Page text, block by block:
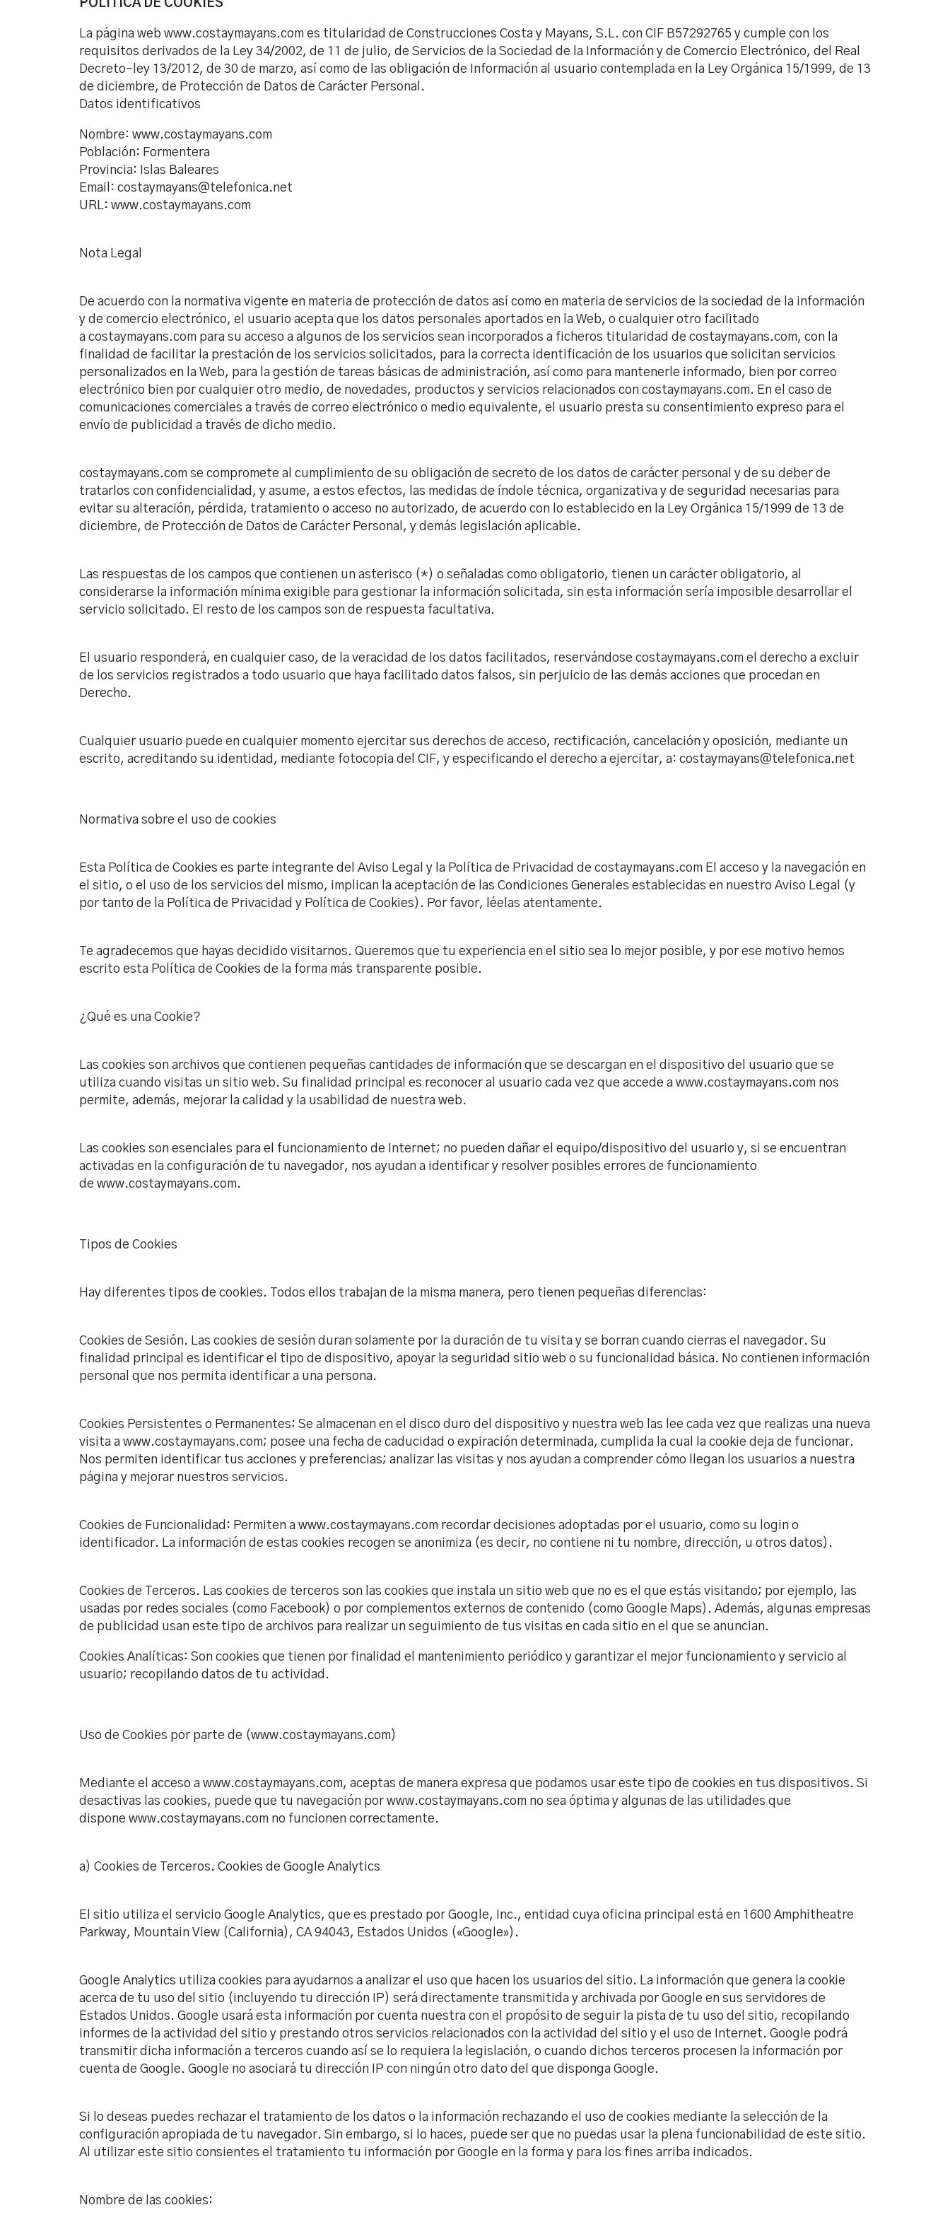
POLÍTICA DE COOKIES
La página web www.costaymayans.com es titularidad de Construcciones Costa y Mayans, S.L. con CIF B57292765 y cumple con los
requisitos derivados de la Ley 34/2002, de 11 de julio, de Servicios de la Sociedad de la Información y de Comercio Electrónico, del Real
Decreto-ley 13/2012, de 30 de marzo, así como de las obligación de Información al usuario contemplada en la Ley Orgánica 15/1999, de 13
de diciembre, de Protección de Datos de Carácter Personal.
Datos identificativos
Nombre: www.costaymayans.com
Población: Formentera
Provincia: Islas Baleares
Email: costaymayans@telefonica.net
URL: www.costaymayans.com
Nota Legal
De acuerdo con la normativa vigente en materia de protección de datos así como en materia de servicios de la sociedad de la información
y de comercio electrónico, el usuario acepta que los datos personales aportados en la Web, o cualquier otro facilitado
a costaymayans.com para su acceso a algunos de los servicios sean incorporados a ficheros titularidad de costaymayans.com, con la
finalidad de facilitar la prestación de los servicios solicitados, para la correcta identificación de los usuarios que solicitan servicios
personalizados en la Web, para la gestión de tareas básicas de administración, así como para mantenerle informado, bien por correo
electrónico bien por cualquier otro medio, de novedades, productos y servicios relacionados con costaymayans.com. En el caso de
comunicaciones comerciales a través de correo electrónico o medio equivalente, el usuario presta su consentimiento expreso para el
envío de publicidad a través de dicho medio.
costaymayans.com se compromete al cumplimiento de su obligación de secreto de los datos de carácter personal y de su deber de
tratarlos con confidencialidad, y asume, a estos efectos, las medidas de índole técnica, organizativa y de seguridad necesarias para
evitar su alteración, pérdida, tratamiento o acceso no autorizado, de acuerdo con lo establecido en la Ley Orgánica 15/1999 de 13 de
diciembre, de Protección de Datos de Carácter Personal, y demás legislación aplicable.
Las respuestas de los campos que contienen un asterisco (*) o señaladas como obligatorio, tienen un carácter obligatorio, al
considerarse la información mínima exigible para gestionar la información solicitada, sin esta información sería imposible desarrollar el
servicio solicitado. El resto de los campos son de respuesta facultativa.
El usuario responderá, en cualquier caso, de la veracidad de los datos facilitados, reservándose costaymayans.com el derecho a excluir
de los servicios registrados a todo usuario que haya facilitado datos falsos, sin perjuicio de las demás acciones que procedan en
Derecho.
Cualquier usuario puede en cualquier momento ejercitar sus derechos de acceso, rectificación, cancelación y oposición, mediante un
escrito, acreditando su identidad, mediante fotocopia del CIF, y especificando el derecho a ejercitar, a: costaymayans@telefonica.net
Normativa sobre el uso de cookies
Esta Política de Cookies es parte integrante del Aviso Legal y la Política de Privacidad de costaymayans.com El acceso y la navegación en
el sitio, o el uso de los servicios del mismo, implican la aceptación de las Condiciones Generales establecidas en nuestro Aviso Legal (y
por tanto de la Política de Privacidad y Política de Cookies). Por favor, léelas atentamente.
Te agradecemos que hayas decidido visitarnos. Queremos que tu experiencia en el sitio sea lo mejor posible, y por ese motivo hemos
escrito esta Política de Cookies de la forma más transparente posible.
¿Qué es una Cookie?
Las cookies son archivos que contienen pequeñas cantidades de información que se descargan en el dispositivo del usuario que se
utiliza cuando visitas un sitio web. Su finalidad principal es reconocer al usuario cada vez que accede a www.costaymayans.com nos
permite, además, mejorar la calidad y la usabilidad de nuestra web.
Las cookies son esenciales para el funcionamiento de Internet; no pueden dañar el equipo/dispositivo del usuario y, si se encuentran
activadas en la configuración de tu navegador, nos ayudan a identificar y resolver posibles errores de funcionamiento
de www.costaymayans.com.
Tipos de Cookies
Hay diferentes tipos de cookies. Todos ellos trabajan de la misma manera, pero tienen pequeñas diferencias:
Cookies de Sesión. Las cookies de sesión duran solamente por la duración de tu visita y se borran cuando cierras el navegador. Su
finalidad principal es identificar el tipo de dispositivo, apoyar la seguridad sitio web o su funcionalidad básica. No contienen información
personal que nos permita identificar a una persona.
Cookies Persistentes o Permanentes: Se almacenan en el disco duro del dispositivo y nuestra web las lee cada vez que realizas una nueva
visita a www.costaymayans.com; posee una fecha de caducidad o expiración determinada, cumplida la cual la cookie deja de funcionar.
Nos permiten identificar tus acciones y preferencias; analizar las visitas y nos ayudan a comprender cómo llegan los usuarios a nuestra
página y mejorar nuestros servicios.
Cookies de Funcionalidad: Permiten a www.costaymayans.com recordar decisiones adoptadas por el usuario, como su login o
identificador. La información de estas cookies recogen se anonimiza (es decir, no contiene ni tu nombre, dirección, u otros datos).
Cookies de Terceros. Las cookies de terceros son las cookies que instala un sitio web que no es el que estás visitando; por ejemplo, las
usadas por redes sociales (como Facebook) o por complementos externos de contenido (como Google Maps). Además, algunas empresas
de publicidad usan este tipo de archivos para realizar un seguimiento de tus visitas en cada sitio en el que se anuncian.
Cookies Analíticas: Son cookies que tienen por finalidad el mantenimiento periódico y garantizar el mejor funcionamiento y servicio al
usuario; recopilando datos de tu actividad.
Uso de Cookies por parte de (www.costaymayans.com)
Mediante el acceso a www.costaymayans.com, aceptas de manera expresa que podamos usar este tipo de cookies en tus dispositivos. Si
desactivas las cookies, puede que tu navegación por www.costaymayans.com no sea óptima y algunas de las utilidades que
dispone www.costaymayans.com no funcionen correctamente.
a) Cookies de Terceros. Cookies de Google Analytics
El sitio utiliza el servicio Google Analytics, que es prestado por Google, Inc., entidad cuya oficina principal está en 1600 Amphitheatre
Parkway, Mountain View (California), CA 94043, Estados Unidos («Google»).
Google Analytics utiliza cookies para ayudarnos a analizar el uso que hacen los usuarios del sitio. La información que genera la cookie
acerca de tu uso del sitio (incluyendo tu dirección IP) será directamente transmitida y archivada por Google en sus servidores de
Estados Unidos. Google usará esta información por cuenta nuestra con el propósito de seguir la pista de tu uso del sitio, recopilando
informes de la actividad del sitio y prestando otros servicios relacionados con la actividad del sitio y el uso de Internet. Google podrá
transmitir dicha información a terceros cuando así se lo requiera la legislación, o cuando dichos terceros procesen la información por
cuenta de Google. Google no asociará tu dirección IP con ningún otro dato del que disponga Google.
Si lo deseas puedes rechazar el tratamiento de los datos o la información rechazando el uso de cookies mediante la selección de la
configuración apropiada de tu navegador. Sin embargo, si lo haces, puede ser que no puedas usar la plena funcionabilidad de este sitio.
Al utilizar este sitio consientes el tratamiento tu información por Google en la forma y para los fines arriba indicados.
Nombre de las cookies: